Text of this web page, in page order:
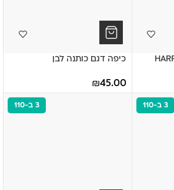
כיפה דגם כותנה לבן
45.00
₪
3 ב-110 3 ב-110